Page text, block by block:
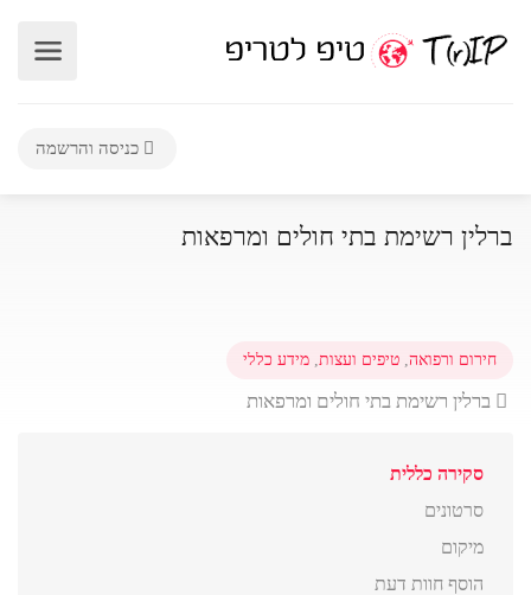
כניסה והרשמה
ברלין רשימת בתי חולים ומרפאות
חירום ורפואה, טיפים ועצות, מידע כללי
ברלין רשימת בתי חולים ומרפאות
סקירה כללית
סרטונים
מיקום
הוסף חוות דעת